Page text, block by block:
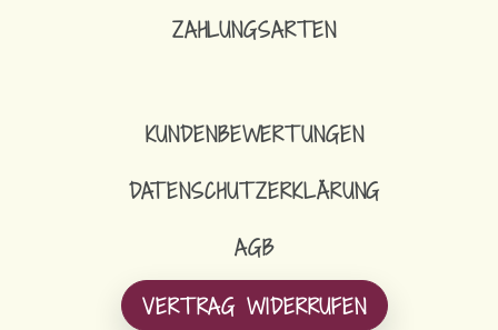
ZAHLUNGSARTEN
KUNDENBEWERTUNGEN
DATENSCHUTZERKLÄRUNG
AGB
VERTRAG WIDERRUFEN